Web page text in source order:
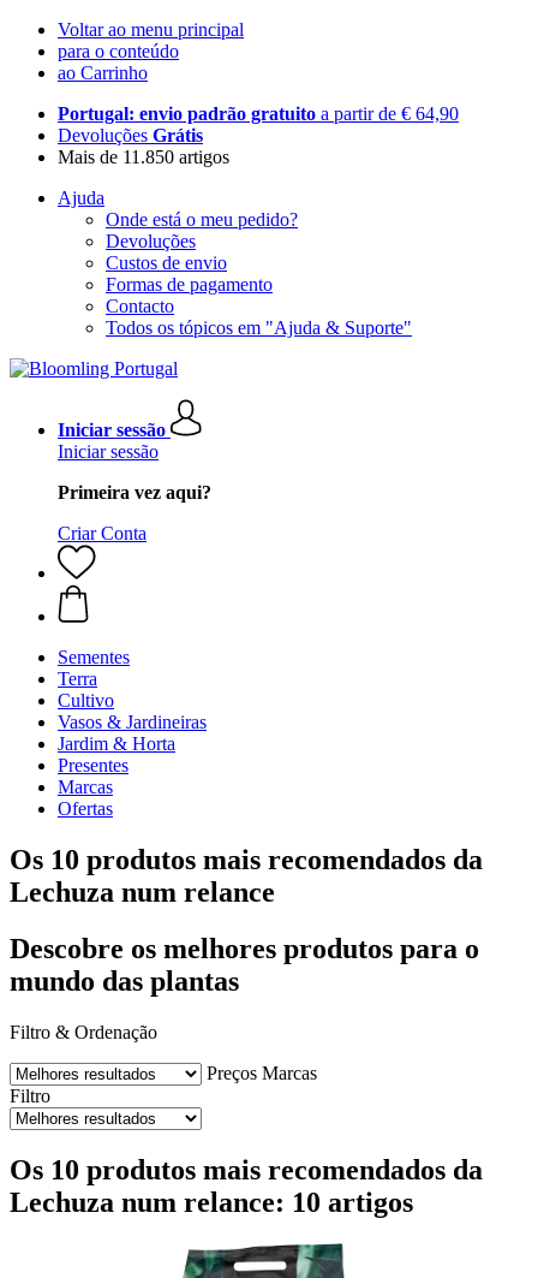
Voltar ao menu principal
para o conteúdo
ao Carrinho
Portugal: envio padrão gratuito a partir de € 64,90
Devoluções Grátis
Mais de 11.850 artigos
Ajuda
Onde está o meu pedido?
Devoluções
Custos de envio
Formas de pagamento
Contacto
Todos os tópicos em "Ajuda & Suporte"
Iniciar sessão
Iniciar sessão
Primeira vez aqui?
Criar Conta
Sementes
Terra
Cultivo
Vasos & Jardineiras
Jardim & Horta
Presentes
Marcas
Ofertas
Os 10 produtos mais recomendados da
Lechuza num relance
Descobre os melhores produtos para o
mundo das plantas
Filtro & Ordenação
Preços Marcas
Filtro
Os 10 produtos mais recomendados da
Lechuza num relance: 10 artigos